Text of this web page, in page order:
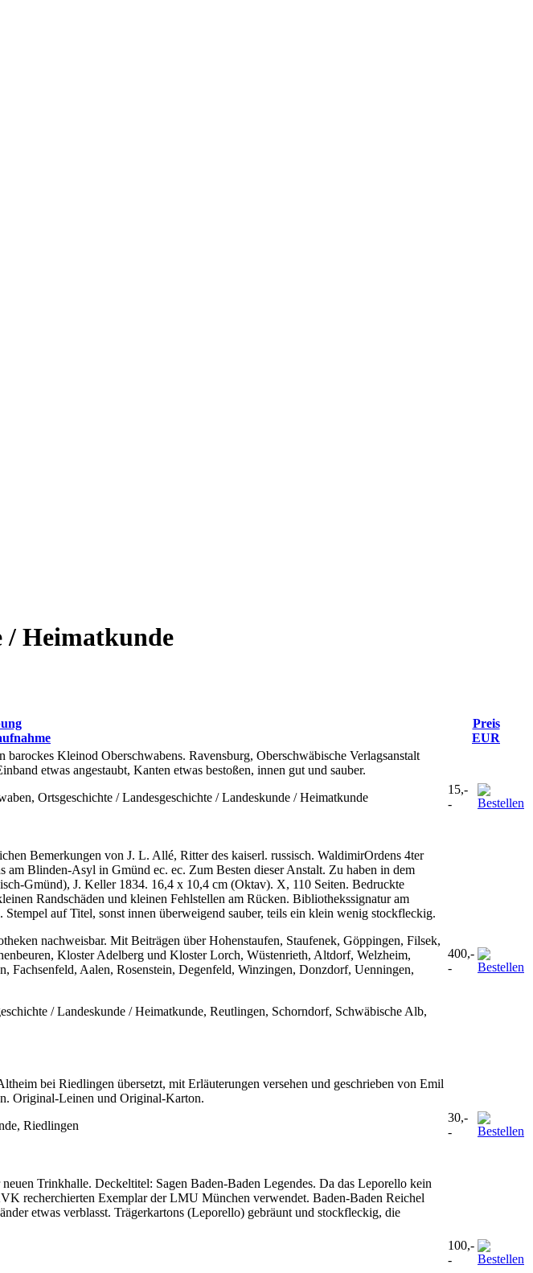
/ Heimatkunde
Preis
EUR
barockes Kleinod Oberschwabens. Ravensburg, Oberschwäbische Verlagsanstalt
etwas angestaubt, Kanten etwas bestoßen, innen gut und sauber.
Ortsgeschichte / Landesgeschichte / Landeskunde / Heimatkunde
15,-
-
Bemerkungen von J. L. Allé, Ritter des kaiserl. russisch. WaldimirOrdens 4ter
Blinden-Asyl in Gmünd ec. ec. Zum Besten dieser Anstalt. Zu haben in dem
Gmünd), J. Keller 1834. 16,4 x 10,4 cm (Oktav). X, 110 Seiten. Bedruckte
Randschäden und kleinen Fehlstellen am Rücken. Bibliothekssignatur am
auf Titel, sonst innen überweigend sauber, teils ein klein wenig stockfleckig.
nachweisbar. Mit Beiträgen über Hohenstaufen, Staufenek, Göppingen, Filsek,
Kloster Adelberg und Kloster Lorch, Wüstenrieth, Altdorf, Welzheim,
Fachsenfeld, Aalen, Rosenstein, Degenfeld, Winzingen, Donzdorf, Uenningen,
/ Landeskunde / Heimatkunde, Reutlingen, Schorndorf, Schwäbische Alb,
400,-
-
bei Riedlingen übersetzt, mit Erläuterungen versehen und geschrieben von Emil
Original-Leinen und Original-Karton.
Riedlingen
30,-
-
Trinkhalle. Deckeltitel: Sagen Baden-Baden Legendes. Da das Leporello kein
recherchierten Exemplar der LMU München verwendet. Baden-Baden Reichel
etwas verblasst. Trägerkartons (Leporello) gebräunt und stockfleckig, die
100,-
-